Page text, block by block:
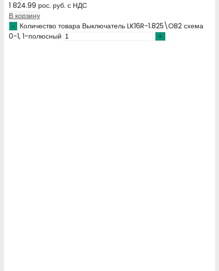
1 824.99 рос. руб. с НДС
В корзину
Количество товара Выключатель LK16R-1.825\OB2 схема
0-1, 1-полюсный